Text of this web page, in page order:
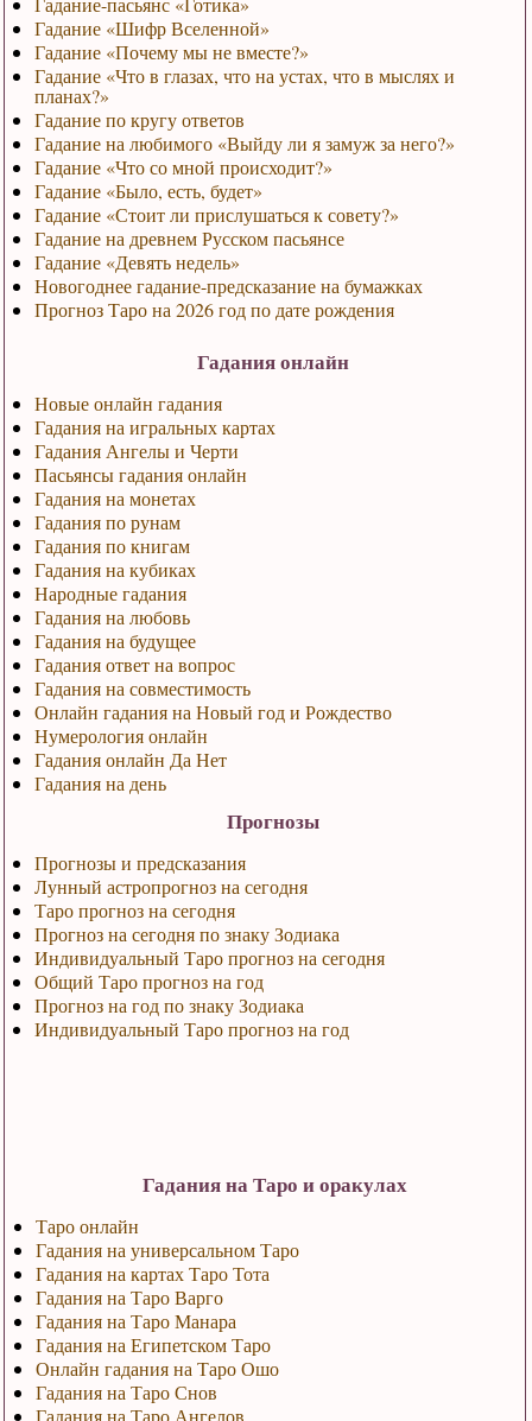
Гадание «Шифр Вселенной»
Гадание «Почему мы не вместе?»
Гадание «Что в глазах, что на устах, что в мыслях и
планах?»
Гадание по кругу ответов
Гадание на любимого «Выйду ли я замуж за него?»
Гадание «Что со мной происходит?»
Гадание «Было, есть, будет»
Гадание «Стоит ли прислушаться к совету?»
Гадание на древнем Русском пасьянсе
Гадание «Девять недель»
Новогоднее гадание-предсказание на бумажках
Прогноз Таро на 2026 год по дате рождения
Гадания онлайн
Новые онлайн гадания
Гадания на игральных картах
Гадания Ангелы и Черти
Пасьянсы гадания онлайн
Гадания на монетах
Гадания по рунам
Гадания по книгам
Гадания на кубиках
Народные гадания
Гадания на любовь
Гадания на будущее
Гадания ответ на вопрос
Гадания на совместимость
Онлайн гадания на Новый год и Рождество
Нумерология онлайн
Гадания онлайн Да Нет
Гадания на день
Прогнозы
Прогнозы и предсказания
Лунный астропрогноз на сегодня
Таро прогноз на сегодня
Прогноз на сегодня по знаку Зодиака
Индивидуальный Таро прогноз на сегодня
Общий Таро прогноз на год
Прогноз на год по знаку Зодиака
Индивидуальный Таро прогноз на год
Гадания на Таро и оракулах
Таро онлайн
Гадания на универсальном Таро
Гадания на картах Таро Тота
Гадания на Таро Варго
Гадания на Таро Манара
Гадания на Египетском Таро
Онлайн гадания на Таро Ошо
Гадания на Таро Снов
Гадания на Таро Ангелов